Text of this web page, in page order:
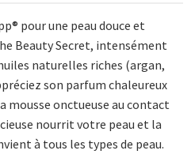
pour une peau douce et
Beauty Secret, intensément
naturelles riches (argan,
son parfum chaleureux
mousse onctueuse au contact
nourrit votre peau et la
à tous les types de peau.